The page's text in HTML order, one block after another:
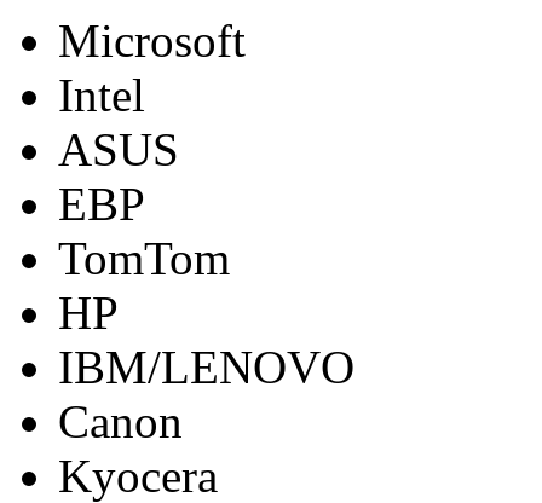
Microsoft
Intel
ASUS
EBP
TomTom
HP
IBM/LENOVO
Canon
Kyocera